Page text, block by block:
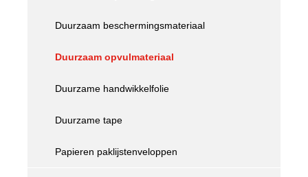
Duurzaam beschermingsmateriaal
Duurzaam opvulmateriaal
Duurzame handwikkelfolie
Duurzame tape
Papieren paklijstenveloppen